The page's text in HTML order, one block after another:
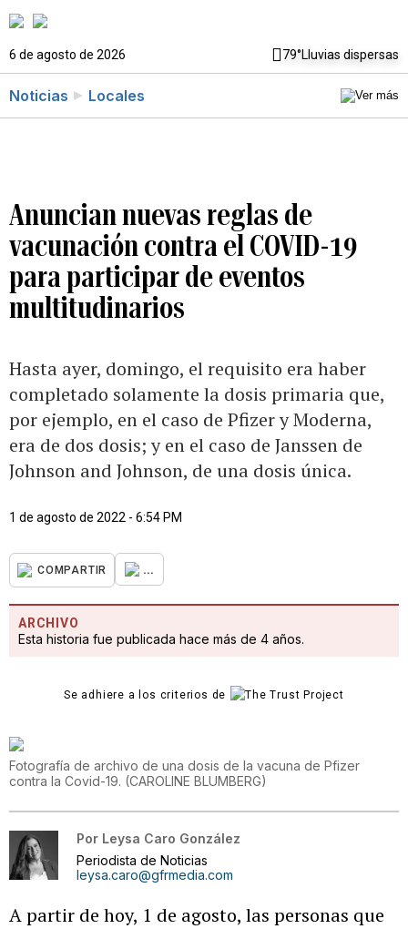
6 de agosto de 2026 79°Lluvias dispersas
Noticias Locales
Anuncian nuevas reglas de
vacunación contra el COVID-19
para participar de eventos
multitudinarios
Hasta ayer, domingo, el requisito era haber
completado solamente la dosis primaria que,
por ejemplo, en el caso de Pfizer y Moderna,
era de dos dosis; y en el caso de Janssen de
Johnson and Johnson, de una dosis única.
1 de agosto de 2022 - 6:54 PM
COMPARTIR ...
ARCHIVO
Esta historia fue publicada hace más de 4 años.
Se adhiere a los criterios de
Fotografía de archivo de una dosis de la vacuna de Pfizer
contra la Covid-19. (CAROLINE BLUMBERG)
Por Leysa Caro González
Periodista de Noticias
leysa.caro@gfrmedia.com
A partir de hoy, 1 de agosto, las personas que